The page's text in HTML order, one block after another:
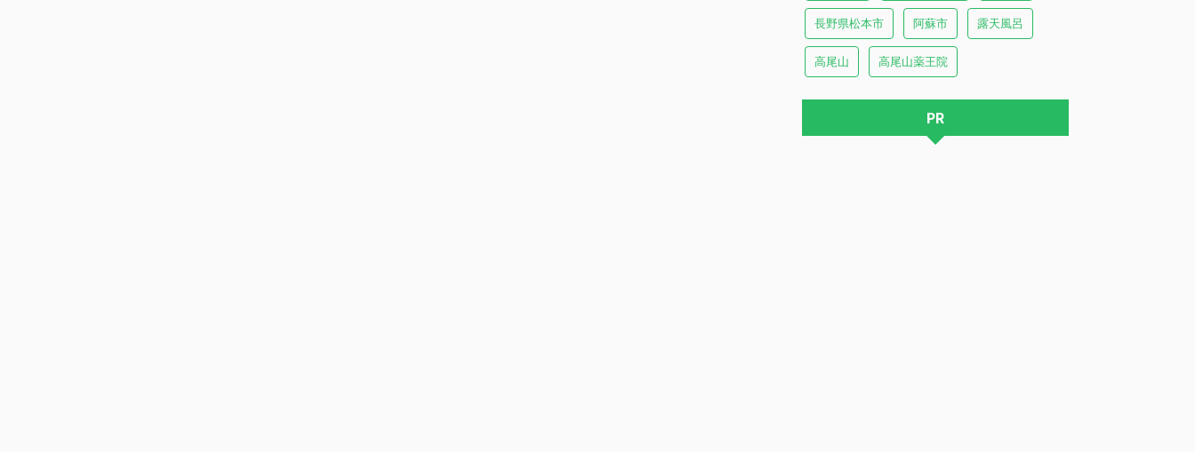
長野県松本市 阿蘇市 露天風呂
高尾山 高尾山薬王院
PR